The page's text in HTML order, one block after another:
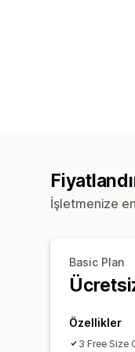
İşletmenize
Basic Plan
Özellikler
3 Free Size